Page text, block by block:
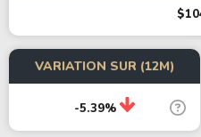
VARIATION SUR (12M)
-5.39%